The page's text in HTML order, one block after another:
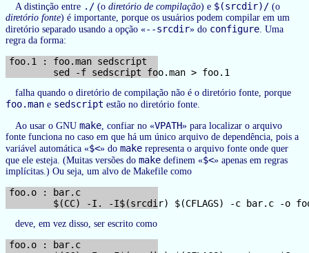
A distinção entre ./ (o diretório de compilação) e $(srcdir)/ (o
diretório fonte) é importante, porque os usuários podem compilar em um
diretório separado usando a opção «--srcdir» do configure. Uma
regra da forma:
foo.1 : foo.man sedscript
falha quando o diretório de compilação não é o diretório fonte, porque
foo.man e sedscript estão no diretório fonte.
Ao usar o GNU make, confiar no «VPATH» para localizar o arquivo
fonte funciona no caso em que há um único arquivo de dependência, pois a
variável automática «$<» do make representa o arquivo fonte onde quer
que ele esteja. (Muitas versões do make definem «$<» apenas em regras
implícitas.) Ou seja, um alvo de Makefile como
foo.o : bar.c
deve, em vez disso, ser escrito como
foo.o : bar.c